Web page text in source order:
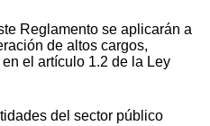
Reglamento se aplicarán a
de altos cargos,
el artículo 1.2 de la Ley
del sector público